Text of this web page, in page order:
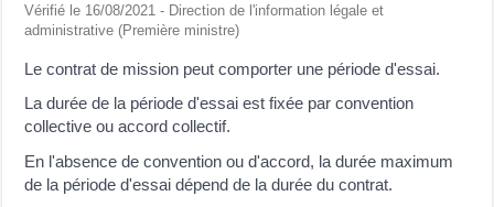
Vérifié le 16/08/2021 - Direction de l'information légale et
administrative (Première ministre)
Le contrat de mission peut comporter une période d'essai.
La durée de la période d'essai est fixée par convention
collective ou accord collectif.
En l'absence de convention ou d'accord, la durée maximum
de la période d'essai dépend de la durée du contrat.